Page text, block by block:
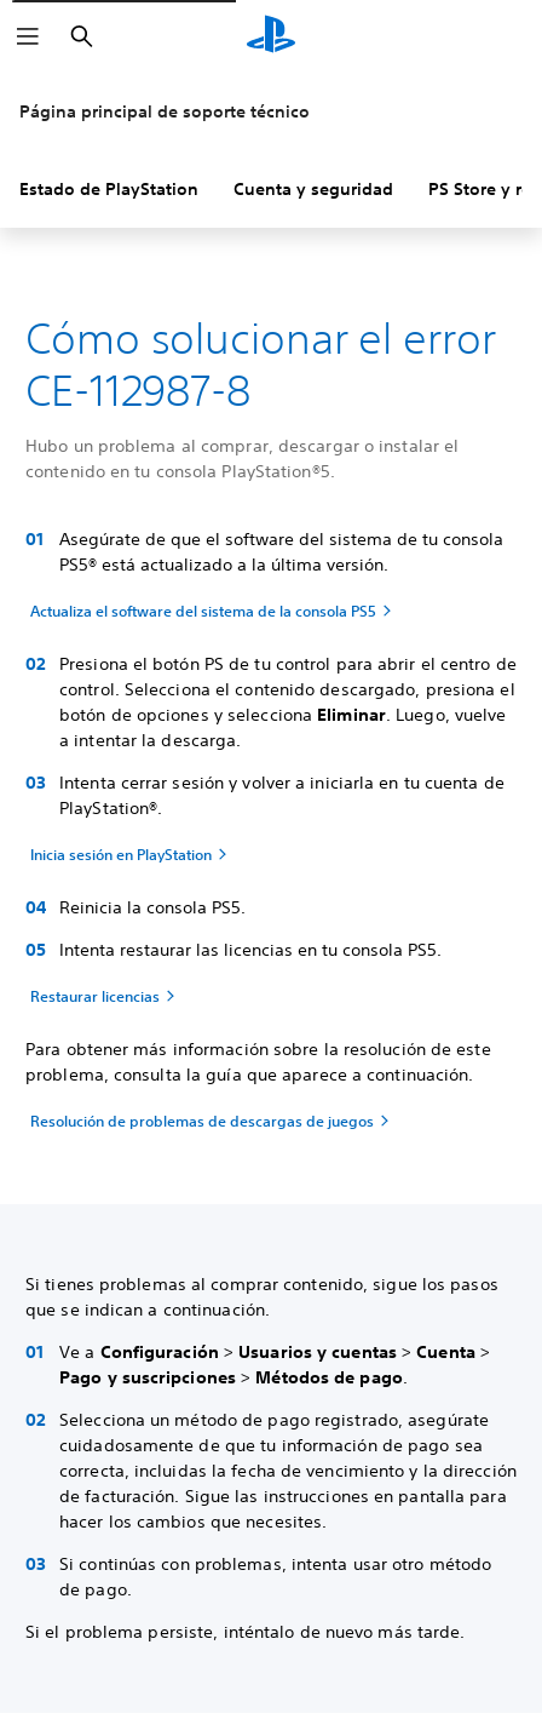
Buscar
Página principal de soporte técnico
Estado de PlayStation Cuenta y seguridad PS Store y
Cómo solucionar el error
CE-112987-8
Hubo un problema al comprar, descargar o instalar el
contenido en tu consola PlayStation®5.
Asegúrate de que el software del sistema de tu consola
PS5® está actualizado a la última versión.
Actualiza el software del sistema de la consola PS5
Presiona el botón PS de tu control para abrir el centro de
control. Selecciona el contenido descargado, presiona el
botón de opciones y selecciona Eliminar. Luego, vuelve
a intentar la descarga.
Intenta cerrar sesión y volver a iniciarla en tu cuenta de
PlayStation®.
Inicia sesión en PlayStation
Reinicia la consola PS5.
Intenta restaurar las licencias en tu consola PS5.
Restaurar licencias
Para obtener más información sobre la resolución de este
problema, consulta la guía que aparece a continuación.
Resolución de problemas de descargas de juegos
Si tienes problemas al comprar contenido, sigue los pasos
que se indican a continuación.
Ve a Configuración > Usuarios y cuentas>Cuenta>
Pago y suscripciones > Métodos de pago.
Selecciona un método de pago registrado, asegúrate
cuidadosamente de que tu información de pago sea
correcta, incluidas la fecha de vencimiento y la dirección
de facturación. Sigue las instrucciones en pantalla para
hacer los cambios que necesites.
Si continúas con problemas, intenta usar otro método
de pago.
Si el problema persiste, inténtalo de nuevo más tarde.